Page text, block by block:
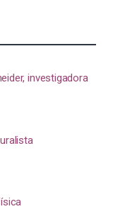
investigadora